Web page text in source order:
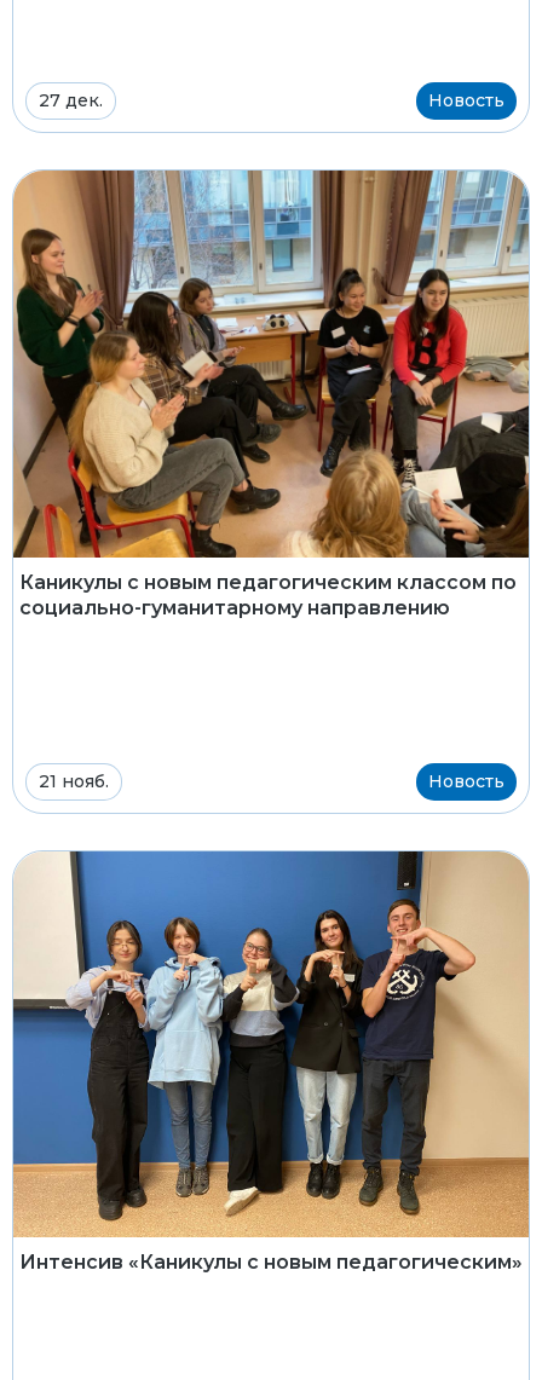
27 дек. Новость
Каникулы с новым педагогическим классом по
социально-гуманитарному направлению
21 нояб. Новость
Интенсив «Каникулы с новым педагогическим»